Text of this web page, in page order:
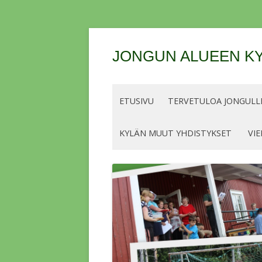
JONGUN ALUEEN
ETUSIVU TERVETULOA
KYLÄN MUUT YHDISTYKSET
HINNAT KALASTUSKAUDELLE 2026